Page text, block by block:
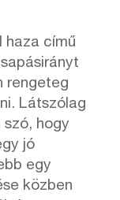
haza című
rengeteg
Látszólag
szó, hogy
jó
egy
közben